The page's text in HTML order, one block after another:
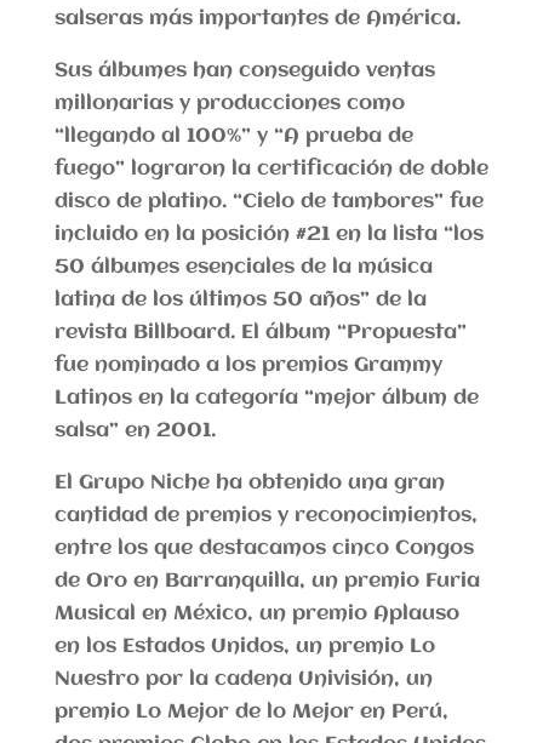
salseras más importantes de América.
Sus álbumes han conseguido ventas
millonarias y producciones como
“llegando al 100%” y “A prueba de
fuego” lograron la certificación de doble
disco de platino. “Cielo de tambores” fue
incluido en la posición #21 en la lista “los
50 álbumes esenciales de la música
latina de los últimos 50 años” de la
revista Billboard. El álbum “Propuesta”
fue nominado a los premios Grammy
Latinos en la categoría “mejor álbum de
salsa” en 2001.
El Grupo Niche ha obtenido una gran
cantidad de premios y reconocimientos,
entre los que destacamos cinco Congos
de Oro en Barranquilla, un premio Furia
Musical en México, un premio Aplauso
en los Estados Unidos, un premio Lo
Nuestro por la cadena Univisión, un
premio Lo Mejor de lo Mejor en Perú,